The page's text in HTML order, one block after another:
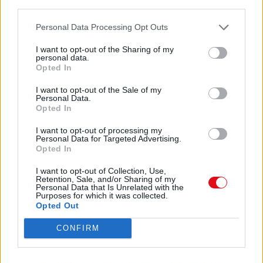
Personal Data Processing Opt Outs
I want to opt-out of the Sharing of my
personal data.
Opted In
I want to opt-out of the Sale of my
Personal Data.
Opted In
I want to opt-out of processing my
Personal Data for Targeted Advertising.
Opted In
I want to opt-out of Collection, Use,
Retention, Sale, and/or Sharing of my
Personal Data that Is Unrelated with the
Purposes for which it was collected.
Opted Out
CONFIRM
6
406
PALACIN CARRO JUAN ANTONIO
PICO DUBIL
0:52:26
7
427
RODRIGUEZ HERRERO RUBEN
Vet. A
Descargar
Comparte el documento
Enlace a esta página
Enlace permanente
Utilice el enlace permanente a la página de descarga del